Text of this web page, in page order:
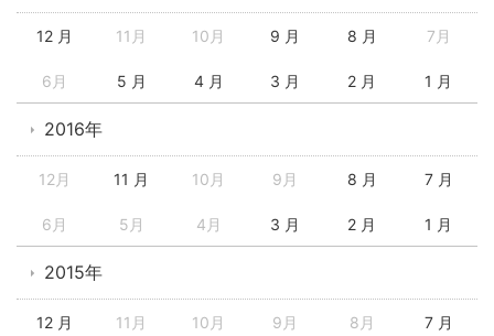
12 月 11月 10月 9 月 8 月 7月
6月 5 月 4 月 3 月 2 月 1 月
2016年
12月 11 月 10月 9月 8 月 7 月
6月 5月 4月 3 月 2 月 1 月
2015年
12 月 11月 10月 9月 8月 7 月